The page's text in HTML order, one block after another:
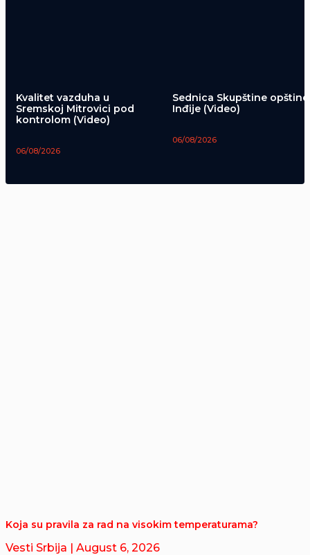
Kvalitet vazduha u
Sremskoj Mitrovici pod
kontrolom (Video)
06/08/2026
Sednica Skupštine opštine
Inđije (Video)
06/08/2026
Koja su pravila za rad na visokim temperaturama?
Vesti Srbija | August 6, 2026